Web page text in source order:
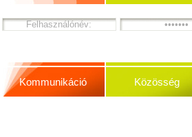
Kommunikáció Közösség